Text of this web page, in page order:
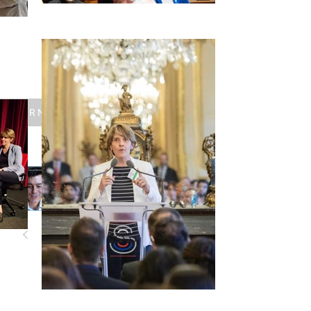
DERNIER POST
Podcast : "La place des femmes en politique sera
celle qu'elles décideront d'avoir !"
Merci à Florent
Pigeyre, conseiller
des Français de
l’étranger au Canada
de donner la parole
aux femmes qui
1/3